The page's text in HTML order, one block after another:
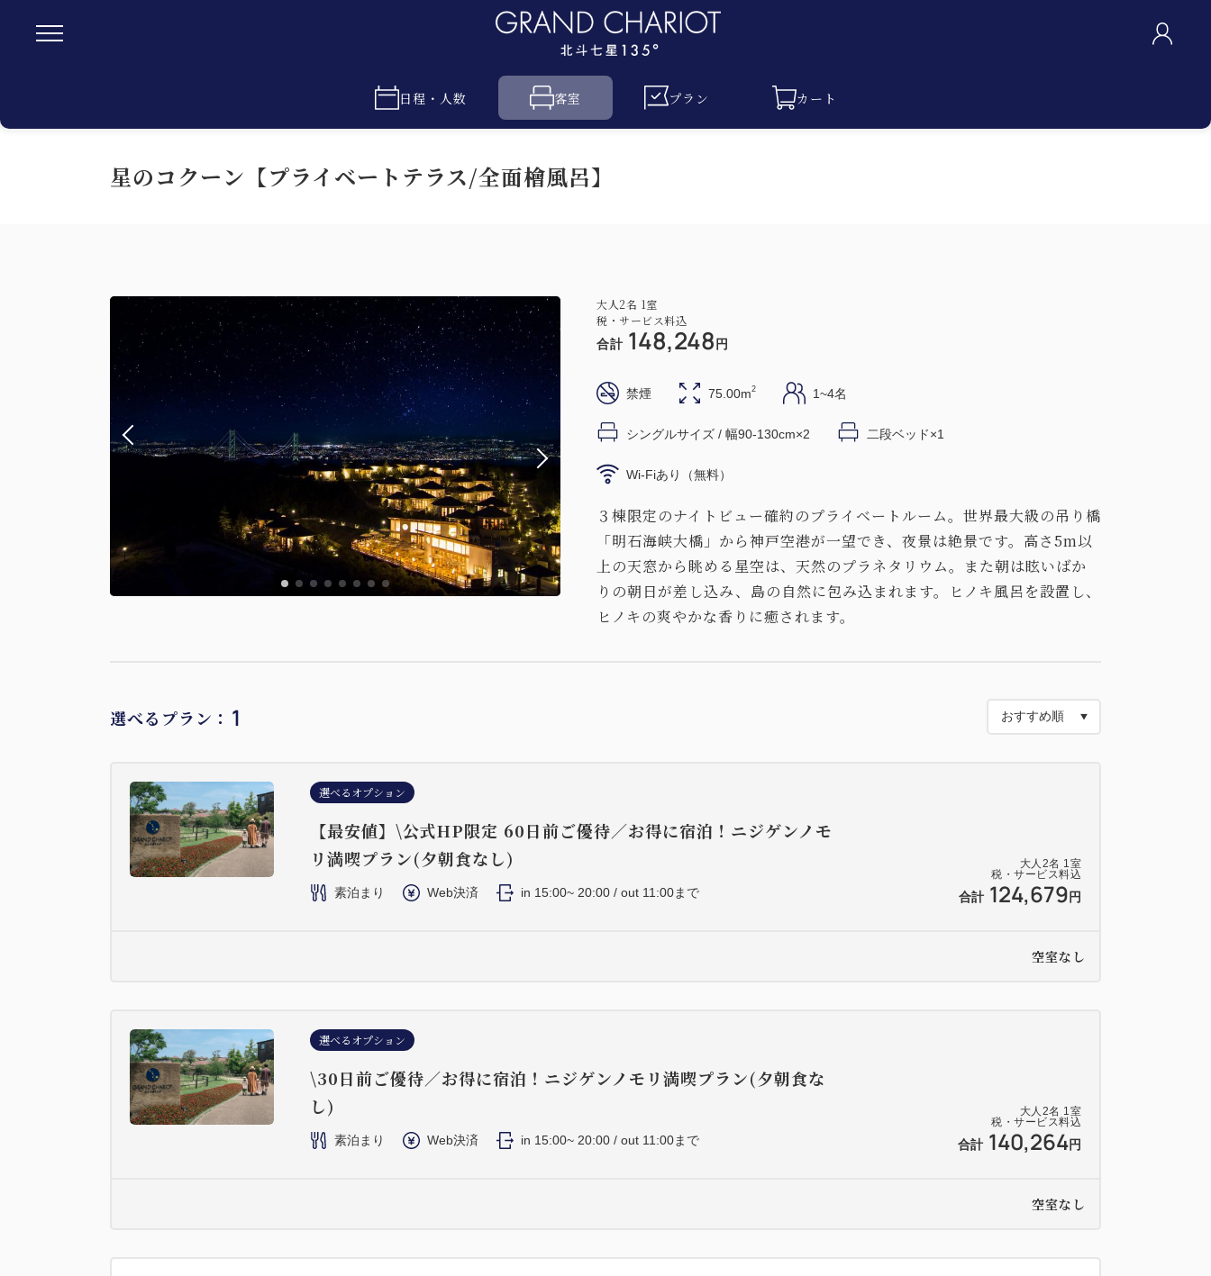
日程・人数 客室 プラン カート
星のコクーン【プライベートテラス/全面檜風呂】
大人2名 1室
税・サービス料込
合計 148,248 円
禁煙 75.00m2 1~4名
シングルサイズ / 幅90-130cm×2 二段ベッド×1
Wi-Fiあり（無料）
３棟限定のナイトビュー確約のプライベートルーム。世界最大級の吊り橋
「明石海峡大橋」から神戸空港が一望でき、夜景は絶景です。高さ5m以
上の天窓から眺める星空は、天然のプラネタリウム。また朝は眩いばか
りの朝日が差し込み、島の自然に包み込まれます。ヒノキ風呂を設置し、
ヒノキの爽やかな香りに癒されます。
選べるプラン： 1
大人 2名 1室
税・サービス料込
合計 124,679 円
選べるオプション
【最安値】\公式HP限定 60日前ご優待／お得に宿泊！ニジゲンノモ
リ満喫プラン(夕朝食なし)
素泊まり Web決済 in 15:00~ 20:00 / out 11:00まで
空室なし
大人 2名 1室
税・サービス料込
合計 140,264円
選べるオプション
\30日前ご優待／お得に宿泊！ニジゲンノモリ満喫プラン(夕朝食な
し)
素泊まり Web決済 in 15:00~ 20:00 / out 11:00まで
空室なし